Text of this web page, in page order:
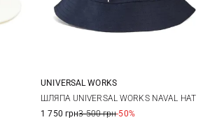
M L XL
UNIVERSAL WORKS
ШЛЯПА UNIVERSAL WORKS NAVAL HAT
1 750 грн3 500 грн-50%